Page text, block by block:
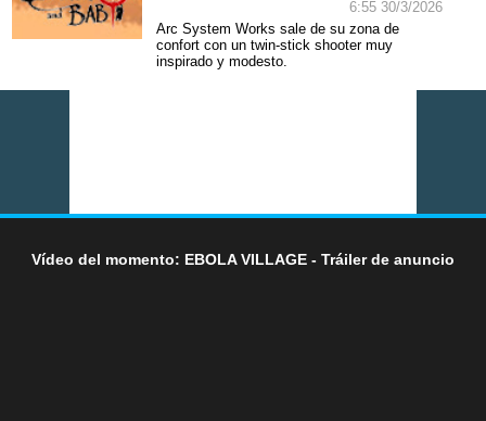
6:55 30/3/2026
Arc System Works sale de su zona de
confort con un twin-stick shooter muy
inspirado y modesto.
Vídeo del momento: EBOLA VILLAGE - Tráiler de anuncio